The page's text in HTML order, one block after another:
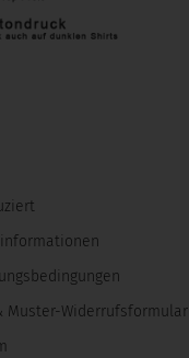
Muster-Widerrufsformular